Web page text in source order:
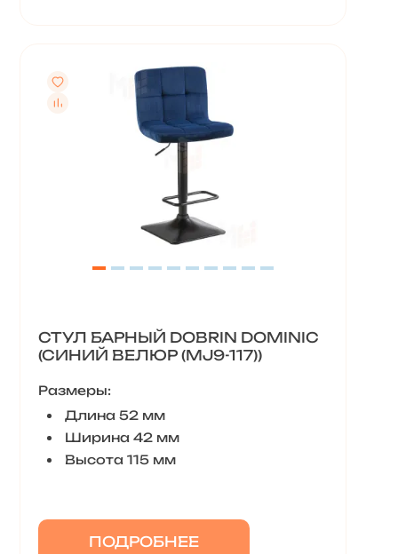
СТУЛ БАРНЫЙ DOBRIN DOMINIC
(СИНИЙ ВЕЛЮР (MJ9-117))
Размеры:
Длина 52 мм
Ширина 42 мм
Высота 115 мм
ПОДРОБНЕЕ